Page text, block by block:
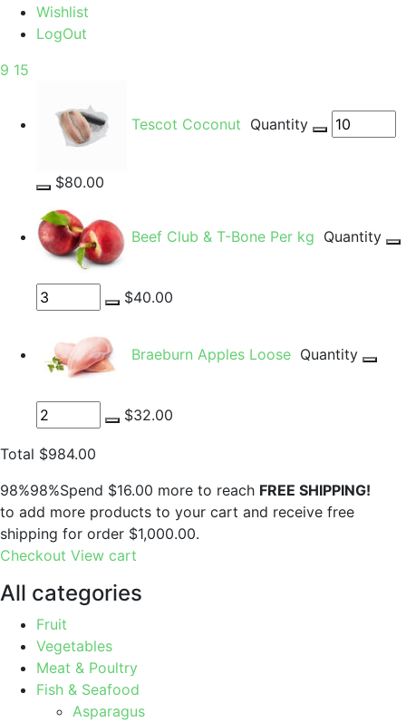
Wishlist
LogOut
9 15
Tescot Coconut Quantity
$80.00
Beef Club & T-Bone Per kg Quantity
$40.00
Braeburn Apples Loose Quantity
$32.00
Total $984.00
98%98%Spend $16.00 more to reach FREE SHIPPING!
to add more products to your cart and receive free
shipping for order $1,000.00.
Checkout View cart
All categories
Fruit
Vegetables
Meat & Poultry
Fish & Seafood
Asparagus